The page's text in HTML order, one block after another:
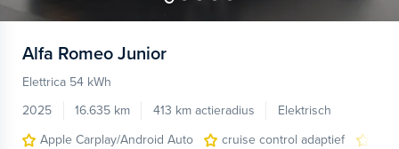
Alfa Romeo Junior
Elettrica 54 kWh
2025
16.635 km 413 km actieradius
Elektrisch
Apple Carplay/Android Auto
cruise control adaptief